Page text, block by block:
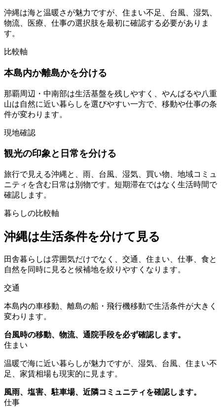
沖縄は海と温暖さが魅力ですが、住まい不足、台風、湿気、
物流、医療、仕事の選択肢を最初に確認する必要がありま
す。
比較軸
本島内か離島かを分ける
那覇周辺・中南部は生活基盤を残しやすく、やんばるや八重
山は自然に近い暮らしを選びやすい一方で、移動や仕事の条
件が変わります。
現地確認
観光の印象と日常を分ける
旅行で見える沖縄と、雨、台風、湿気、買い物、地域コミュ
ニティを含む日常は別物です。短期滞在ではなく生活時間で
確認します。
暮らしの比較軸
沖縄は生活条件を分けて見る
田舎暮らしは雰囲気だけでなく、交通、住まい、仕事、食と
自然を同時に見ると候補地を絞りやすくなります。
交通
本島内の車移動、離島の船・飛行機移動で生活条件が大きく
変わります。
台風時の移動、物流、通院手段を必ず確認します。
住まい
温暖で海に近い暮らしが魅力ですが、湿気、台風、住まい不
足、家賃相場も現実的に見ます。
風雨、塩害、駐車場、近隣コミュニティを確認します。
仕事